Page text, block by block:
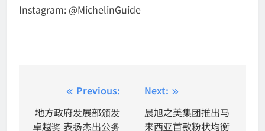
Instagram: @MichelinGuide
navigation
Previous:
地方政府发展部颁发
卓越奖 表扬杰出公务
Next:
晨旭之美集团推出马
来西亚首款粉状均衡